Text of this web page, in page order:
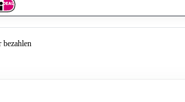
bezahlen